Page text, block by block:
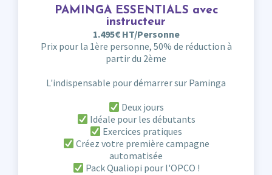
PAMINGA ESSENTIALS avec
instructeur
1.495€ HT/Personne
Prix pour la 1ère personne, 50% de réduction à
partir du 2ème
L'indispensable pour démarrer sur Paminga
Deux jours
Idéale pour les débutants
Exercices pratiques
Créez votre première campagne
automatisée
Pack Qualiopi pour l'OPCO !